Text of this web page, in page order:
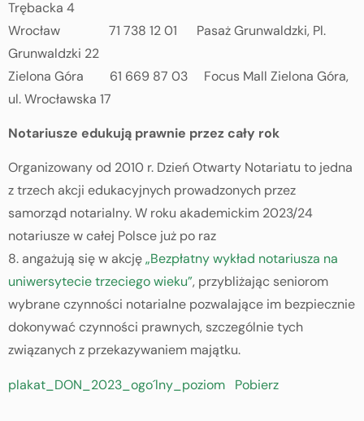
Trębacka 4
Wrocław 71 738 12 01 Pasaż Grunwaldzki, Pl.
Grunwaldzki 22
Zielona Góra 61 669 87 03 Focus Mall Zielona Góra,
ul. Wrocławska 17
Notariusze edukują prawnie przez cały rok
Organizowany od 2010 r. Dzień Otwarty Notariatu to jedna
z trzech akcji edukacyjnych prowadzonych przez
samorząd notarialny. W roku akademickim 2023/24
notariusze w całej Polsce już po raz
8. angażują się w akcję„Bezpłatny wykład notariusza na
uniwersytecie trzeciego wieku”, przybliżając seniorom
wybrane czynności notarialne pozwalające im bezpiecznie
dokonywać czynności prawnych, szczególnie tych
związanych z przekazywaniem majątku.
plakat_DON_2023_ogo´lny_poziom Pobierz